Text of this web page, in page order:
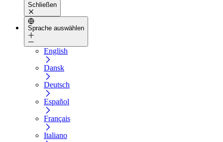
Schließen
Sprache auswählen
English
Dansk
Deutsch
Español
Français
Italiano